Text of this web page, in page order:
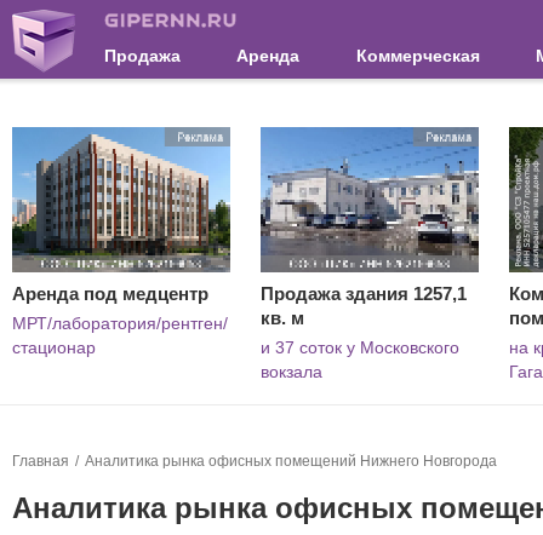
Продажа Аренда Коммерческая
Аренда под медцентр
МРТ/лаборатория/рентген/
стационар
Продажа здания 1257,1
кв. м
и 37 соток у Московского
вокзала
на
Главная Аналитика рынка офисных помещений Нижнего Новгорода
Аналитика рынка офисных